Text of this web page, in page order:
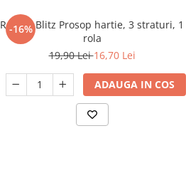
-16%
Regina Blitz Prosop hartie, 3 straturi, 1
rola
19,90 Lei16,70 Lei
ADAUGA IN COS